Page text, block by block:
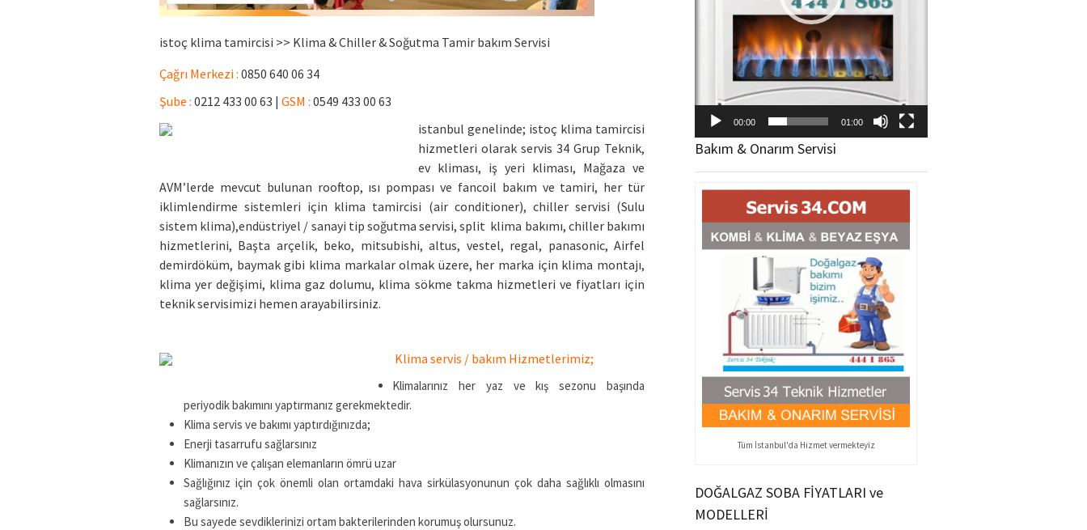
istoç klima tamircisi >> Klima & Chiller & Soğutma Tamir bakım Servisi
Çağrı Merkezi : 0850 640 06 34
Şube : 0212 433 00 63 | GSM : 0549 433 00 63
istanbul genelinde; istoç klima tamircisi
hizmetleri olarak servis 34 Grup Teknik,
ev kliması, iş yeri kliması, Mağaza ve
AVM’lerde mevcut bulunan rooftop, ısı pompası ve fancoil bakım ve tamiri, her tür
iklimlendirme sistemleri için klima tamircisi (air conditioner), chiller servisi (Sulu
sistem klima),endüstriyel / sanayi tip soğutma servisi, split klima bakımı, chiller bakımı
hizmetlerini, Başta arçelik, beko, mitsubishi, altus, vestel, regal, panasonic, Airfel
demirdöküm, baymak gibi klima markalar olmak üzere, her marka için klima montajı,
klima yer değişimi, klima gaz dolumu, klima sökme takma hizmetleri ve fiyatları için
teknik servisimizi hemen arayabilirsiniz.
Klima servis / bakım Hizmetlerimiz;
Klimalarınız her yaz ve kış sezonu başında
periyodik bakımını yaptırmanız gerekmektedir.
Klima servis ve bakımı yaptırdığınızda;
Enerji tasarrufu sağlarsınız
Klimanızın ve çalışan elemanların ömrü uzar
Sağlığınız için çok önemli olan ortamdaki hava sirkülasyonunun çok daha sağlıklı olmasını
sağlarsınız.
Bu sayede sevdiklerinizi ortam bakterilerinden korumuş olursunuz.
00:00 01:00
Bakım & Onarım Servisi
Tüm İstanbul'da Hizmet vermekteyiz
DOĞALGAZ SOBA FİYATLARI ve
MODELLERİ